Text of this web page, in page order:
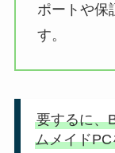
ポートや保
す。
要するに、
ムメイド